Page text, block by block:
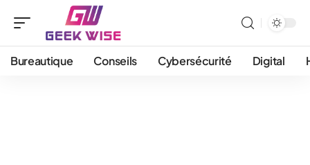
Bureautique Conseils Cybersécurité Digital